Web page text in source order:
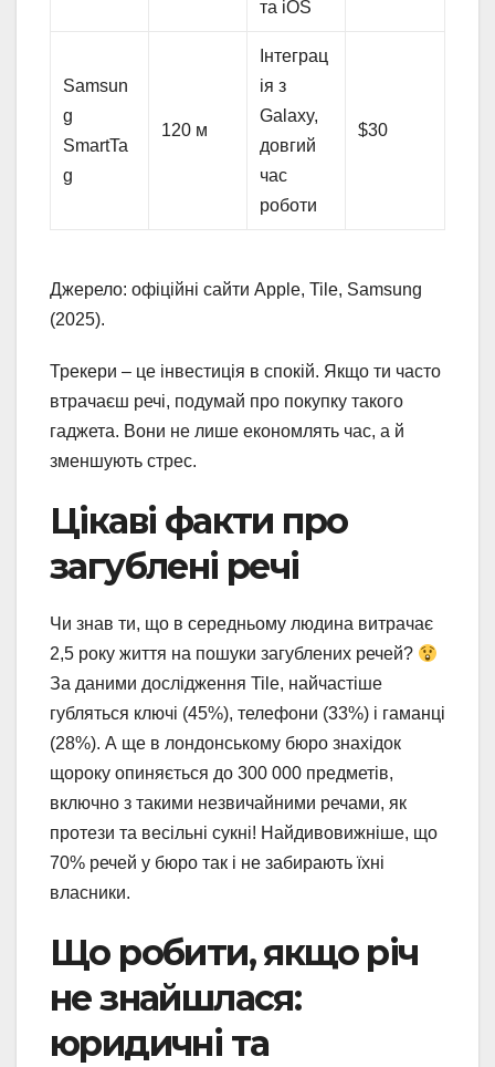
та iOS
Samsun
g
SmartTa
g
120 м
Інтеграц
ія з
Galaxy,
довгий
час
роботи
$30
Джерело: офіційні сайти Apple, Tile, Samsung
(2025).
Трекери – це інвестиція в спокій. Якщо ти часто
втрачаєш речі, подумай про покупку такого
гаджета. Вони не лише економлять час, а й
зменшують стрес.
Цікаві факти про
загублені речі
Чи знав ти, що в середньому людина витрачає
2,5 року життя на пошуки загублених речей?
За даними дослідження Tile, найчастіше
губляться ключі (45%), телефони (33%) і гаманці
(28%). А ще в лондонському бюро знахідок
щороку опиняється до 300 000 предметів,
включно з такими незвичайними речами, як
протези та весільні сукні! Найдивовижніше, що
70% речей у бюро так і не забирають їхні
власники.
Що робити, якщо річ
не знайшлася:
юридичні та